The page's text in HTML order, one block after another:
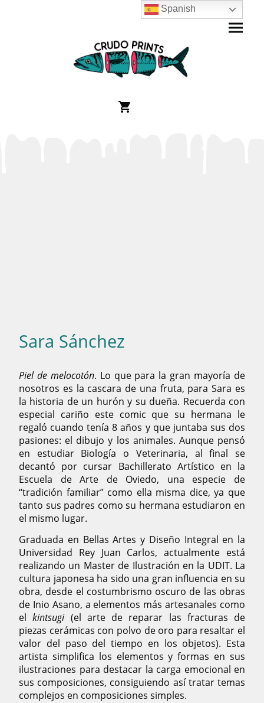
Sara Sánchez
Piel de melocotón. Lo que para la gran mayoría de
nosotros es la cascara de una fruta, para Sara es
la historia de un hurón y su dueña. Recuerda con
especial cariño este comic que su hermana le
regaló cuando tenía 8 años y que juntaba sus dos
pasiones: el dibujo y los animales. Aunque pensó
en estudiar Biología o Veterinaria, al final se
decantó por cursar Bachillerato Artístico en la
Escuela de Arte de Oviedo, una especie de
“tradición familiar” como ella misma dice, ya que
tanto sus padres como su hermana estudiaron en
el mismo lugar.
Graduada en Bellas Artes y Diseño Integral en la
Universidad Rey Juan Carlos, actualmente está
realizando un Master de Ilustración en la UDIT. La
cultura japonesa ha sido una gran influencia en su
obra, desde el costumbrismo oscuro de las obras
de Inio Asano, a elementos más artesanales como
elkintsugi(el arte de reparar las fracturas de
piezas cerámicas con polvo de oro para resaltar el
valor del paso del tiempo en los objetos). Esta
artista simplifica los elementos y formas en sus
ilustraciones para destacar la carga emocional en
sus composiciones, consiguiendo así tratar temas
complejos en composiciones simples.
Spanish